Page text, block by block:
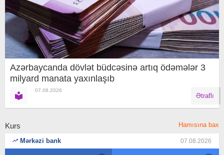
Azərbaycanda dövlət büdcəsinə artıq ödəmələr 3
milyard manata yaxınlaşıb
07.08.2026
Ətraflı
Kurs Hamısına bax
Mərkəzi bank 07.08.2026